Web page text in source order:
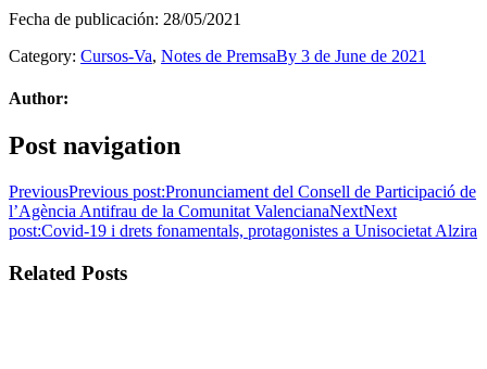
Fecha de publicación: 28/05/2021
Category: Cursos-Va, Notes de PremsaBy 3 de June de 2021
Author:
Post navigation
PreviousPrevious post:Pronunciament del Consell de Participació de
l’Agència Antifrau de la Comunitat ValencianaNextNext
post:Covid-19 i drets fonamentals, protagonistes a Unisocietat Alzira
Related Posts